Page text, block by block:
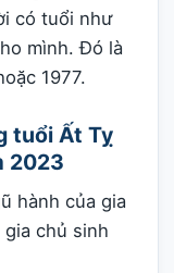
có tuổi như
mình. Đó là
1977.
tuổi Ất Tỵ
2023
hành của gia
chủ sinh